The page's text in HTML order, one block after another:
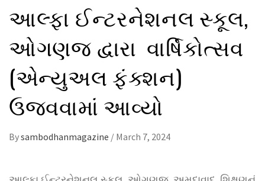
આલ્ફા ઈન્ટરનેશનલ સ્કૂલ,
ઓગણજ દ્વારા વાર્ષિકોત્સવ
(એન્યુઅલ ફંક્શન)
ઉજવવામાં આવ્યો
Bysambodhanmagazine / March 7, 2024